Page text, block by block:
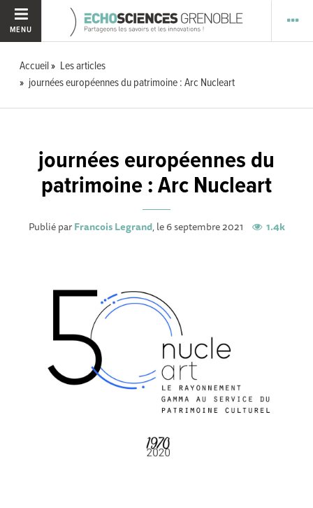
MENU
Accueil
Les articles
journées européennes du patrimoine : Arc Nucleart
journées européennes du
patrimoine : Arc Nucleart
Publié parFrancois Legrand, le 6 septembre 2021 1.4k